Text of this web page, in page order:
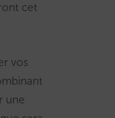
cet
vos
une